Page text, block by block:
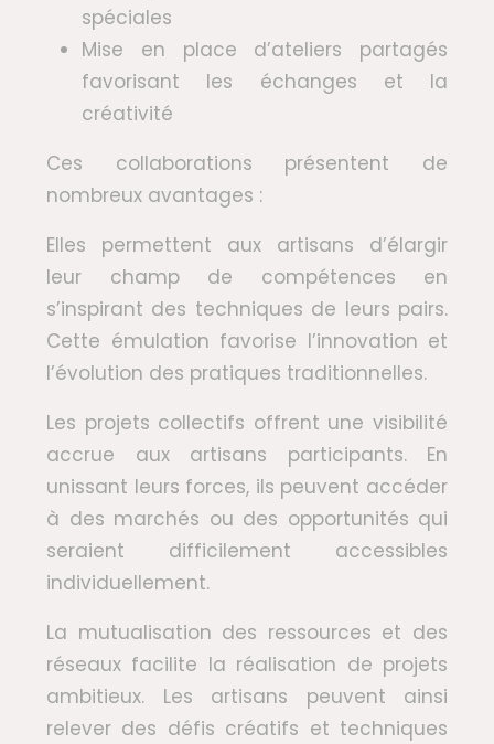
spéciales
Mise en place d’ateliers partagés
favorisant les échanges et la
créativité
Ces collaborations présentent de
nombreux avantages :
Elles permettent aux artisans d’élargir
leur champ de compétences en
s’inspirant des techniques de leurs pairs.
Cette émulation favorise l’innovation et
l’évolution des pratiques traditionnelles.
Les projets collectifs offrent une visibilité
accrue aux artisans participants. En
unissant leurs forces, ils peuvent accéder
à des marchés ou des opportunités qui
seraient difficilement accessibles
individuellement.
La mutualisation des ressources et des
réseaux facilite la réalisation de projets
ambitieux. Les artisans peuvent ainsi
relever des défis créatifs et techniques